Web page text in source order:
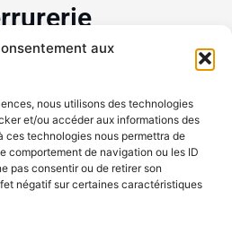
aux
nous utilisons des technologies
et/ou accéder aux informations des
ces technologies nous permettra de
comportement de navigation ou les ID
pas consentir ou de retirer son
négatif sur certaines caractéristiques
métalliques
minutes
sociaux